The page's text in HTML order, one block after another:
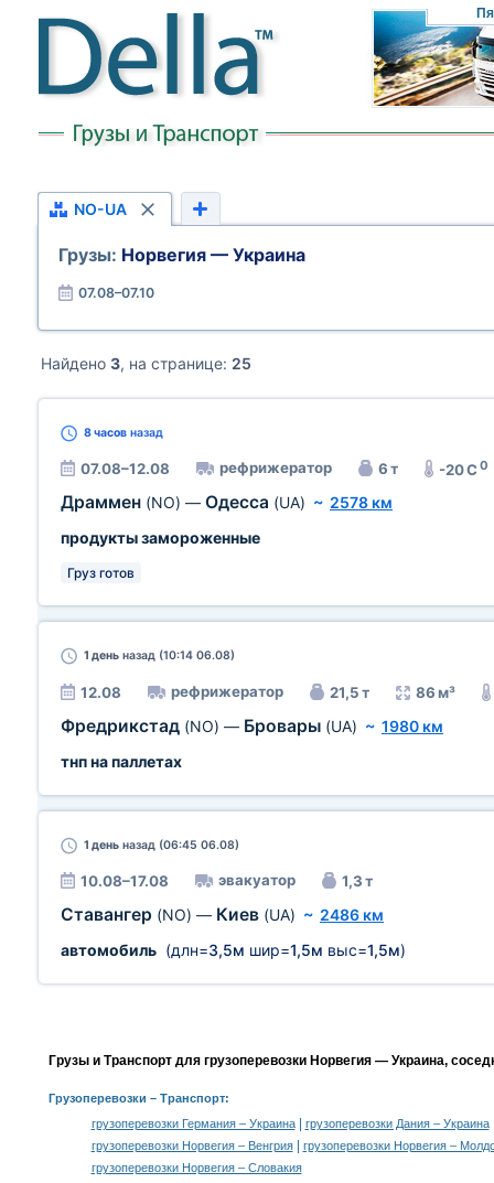
NO-UA
Грузы: Норвегия — Украина
07.08–07.10
Найдено 3, на странице: 25
8 часов назад
07.08–12.08 рефрижератор 6 т -20 C0
Драммен (NO) — Одесса (UA) ~ 2578 км
продукты замороженные
Груз готов
1 день назад (10:14 06.08)
12.08 рефрижератор 21,5 т 86 м³
Фредрикстад (NO) — Бровары (UA) ~ 1980 км
тнп на паллетах
1 день назад (06:45 06.08)
10.08–17.08 эвакуатор 1,3 т
Ставангер (NO) — Киев (UA) ~ 2486 км
автомобиль (длн=3,5м шир=1,5м выс=1,5м)
Грузы и Транспорт для грузоперевозки Норвегия — Украина,
Грузоперевозки – Транспорт:
грузоперевозки Германия – Украина| грузоперевозки Дания – Украина
грузоперевозки Норвегия – Венгрия|
грузоперевозки Норвегия –
грузоперевозки Норвегия – Словакия